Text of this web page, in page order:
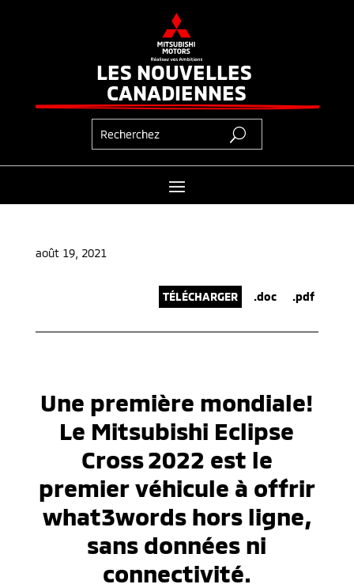
LES NOUVELLES
CANADIENNES
août 19, 2021
TÉLÉCHARGER .doc .pdf
Une première mondiale!
Le Mitsubishi Eclipse
Cross 2022 est le
premier véhicule à offrir
what3words hors ligne,
sans données ni
connectivité.